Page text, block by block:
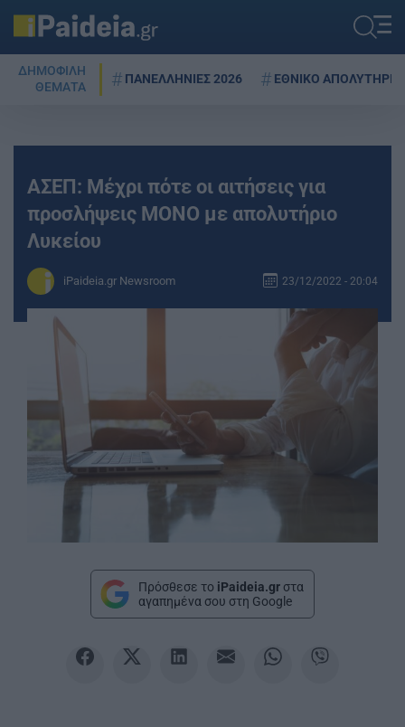
ΔΗΜΟΦΙΛΗ
ΘΕΜΑΤΑ
ΠΑΝΕΛΛΗΝΙΕΣ 2026 ΕΘΝΙΚΟ ΑΠΟΛΥΤΗΡΙΟ
ΑΣΕΠ: Μέχρι πότε οι αιτήσεις για
προσλήψεις ΜΟΝΟ με απολυτήριο
Λυκείου
iPaideia.gr Newsroom 23/12/2022 - 20:04
Πρόσθεσε το iPaideia.gr στα
αγαπημένα σου στη Google